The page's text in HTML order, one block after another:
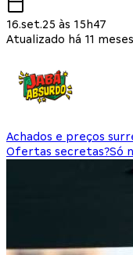
16.set.25 às 15h47
Atualizado há 11 meses
Achados e preços
Ofertas secretas?Só